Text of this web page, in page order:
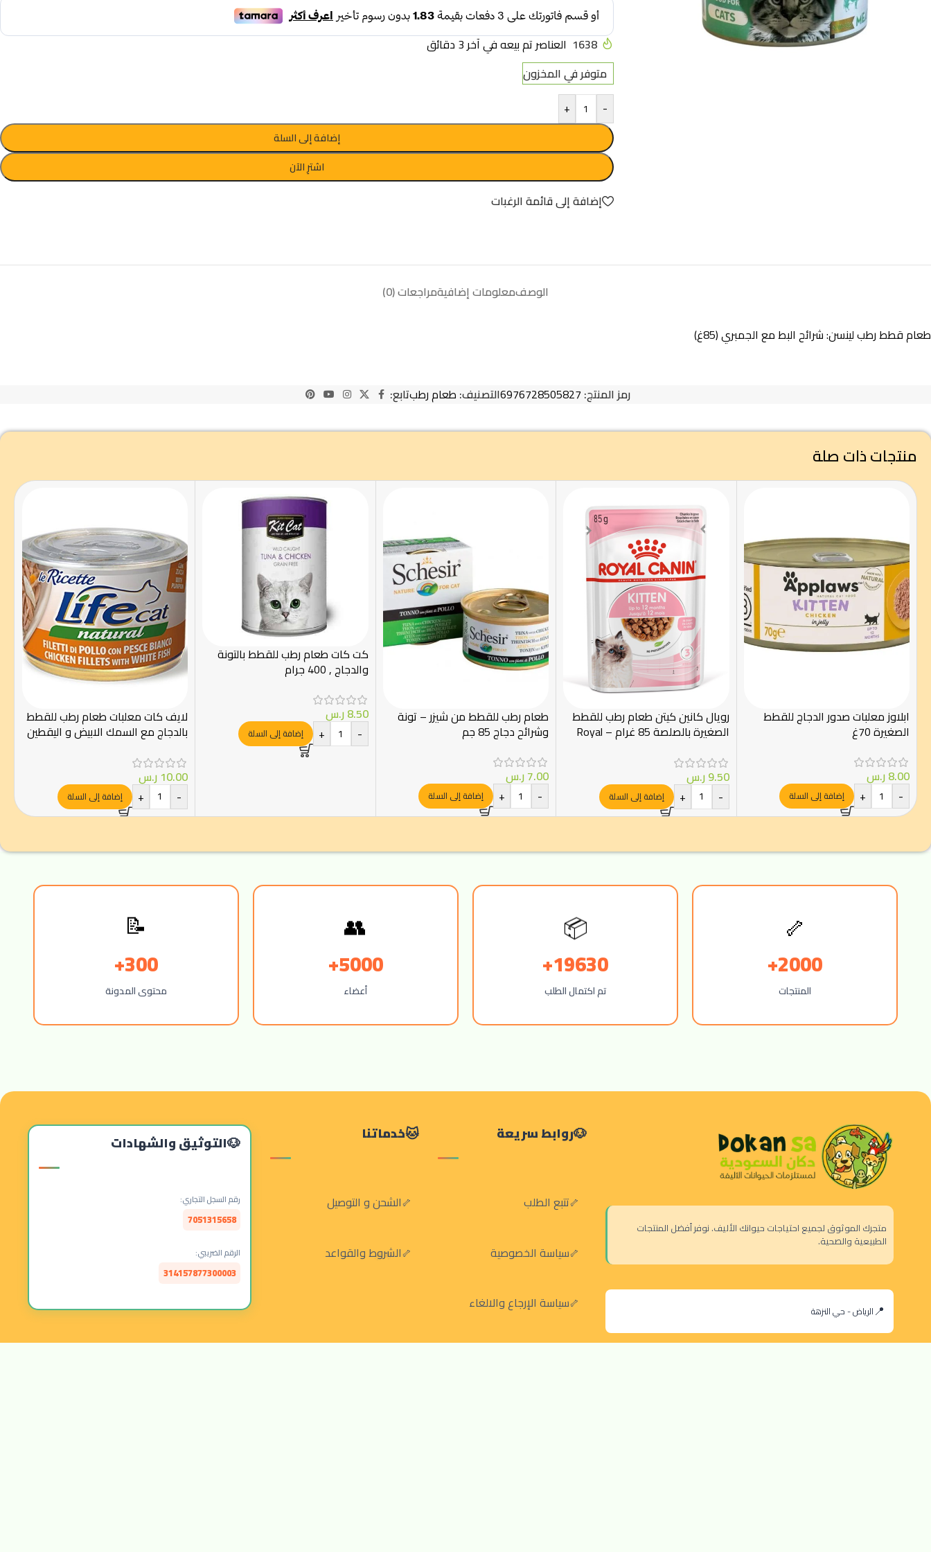
1638 العناصر تم بيعه في آخر 3 دقائق
متوفر في المخزون
-
+
إضافة إلى السلة
اشترِ الآن
إضافة إلى قائمة الرغبات
الوصفمعلومات إضافيةمراجعات (0)
طعام قطط رطب لينسن: شرائح البط مع الجمبري (85غ)
رمز المنتج: 6976728505827التصنيف: طعام رطبتابع:
منتجات ذات صلة
ابلاوز معلبات صدور الدجاج للقطط
الصغيرة 70غ
8.00ر.س
-
+ إضافة إلى السلة
رويال كانين كيتن طعام رطب للقطط
الصغيرة بالصلصة 85 غرام – Royal
9.50ر.س
-
+ إضافة إلى السلة
طعام رطب للقطط من شيزر – تونة
وشرائح دجاج 85 جم
7.00ر.س
-
+ إضافة إلى السلة
كت كات طعام رطب للقطط بالتونة
والدجاج , 400 جرام
8.50ر.س
-
+ إضافة إلى السلة
لايف كات معلبات طعام رطب للقطط
بالدجاج مع السمك الابيض و اليقطين
10.00 ر.س
-
+ إضافة إلى السلة
🦴
2000+
المنتجات
📦
19630+
تم اكتمال الطلب
👥
5000+
أعضاء
📝
300+
محتوى المدونة
متجرك الموثوق لجميع احتياجات حيوانك الأليف. نوفر أفضل المنتجات
الطبيعية والصحية.
الرياض - حي النزهة
روابط سريعة
تتبع الطلب
سياسة الخصوصية
سياسة الإرجاع والالغاء
خدماتنا
الشحن و التوصيل
الشروط والقواعد
التوثيق والشهادات
رقم السجل التجاري:
7051315658
الرقم الضريبي:
314157877300003